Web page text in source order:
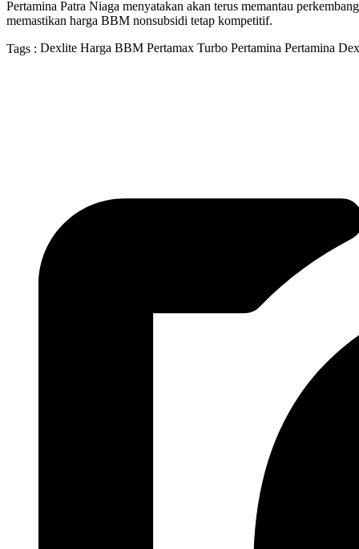
Pertamina Patra Niaga menyatakan akan terus memantau
memastikan harga BBM nonsubsidi tetap kompetitif.
Tags : Dexlite Harga BBM Pertamax Turbo Pertamina Pertamina Dex